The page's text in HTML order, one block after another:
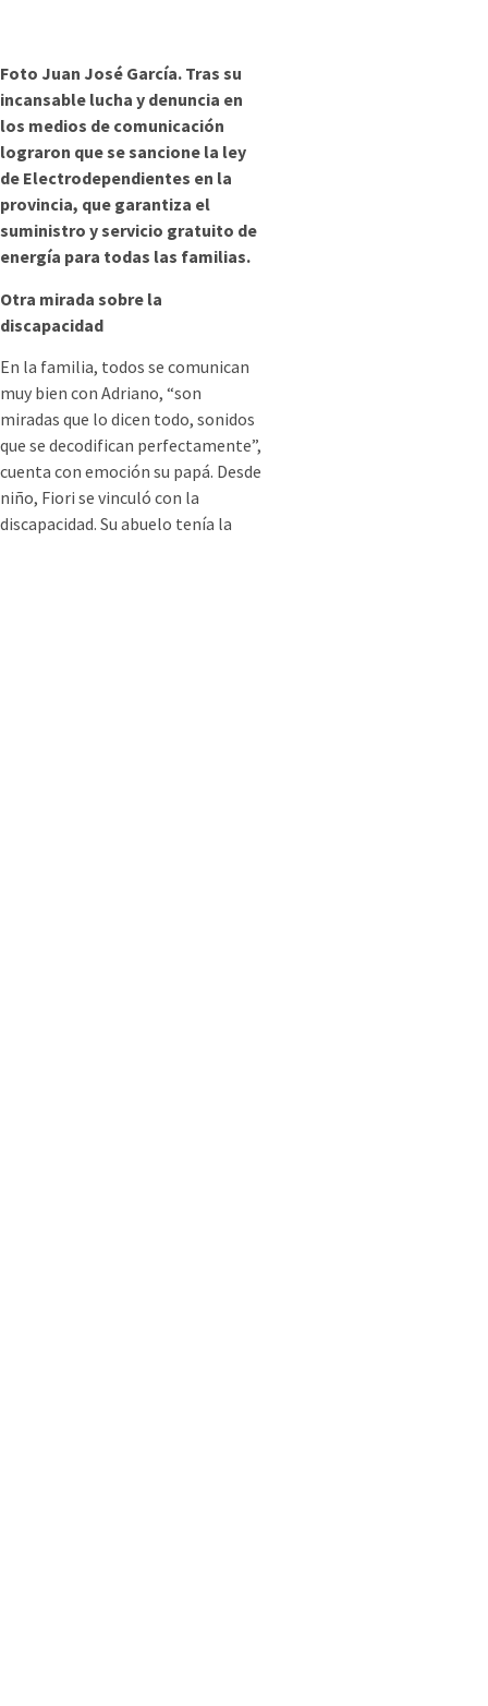
Foto Juan José García. Tras su
incansable lucha y denuncia en
los medios de comunicación
lograron que se sancione la ley
de Electrodependientes en la
provincia, que garantiza el
suministro y servicio gratuito de
energía para todas las familias.
Otra mirada sobre la
discapacidad
En la familia, todos se comunican
muy bien con Adriano, “son
miradas que lo dicen todo, sonidos
que se decodifican perfectamente”,
cuenta con emoción su papá. Desde
niño, Fiori se vinculó con la
discapacidad. Su abuelo tenía la